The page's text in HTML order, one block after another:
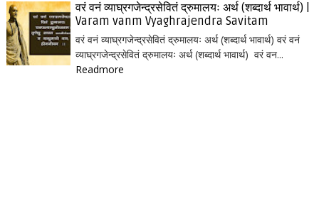
वरं वनं व्याघ्रगजेन्द्रसेवितं द्रुमालयः अर्थ (शब्दार्थ भावार्थ) |
Varam vanm Vyaghrajendra Savitam
वरं वनं व्याघ्रगजेन्द्रसेवितं द्रुमालयः अर्थ (शब्दार्थ भावार्थ) वरं वनं
व्याघ्रगजेन्द्रसेवितं द्रुमालयः अर्थ (शब्दार्थ भावार्थ) वरं वन...
Readmore